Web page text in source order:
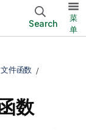
Search
菜
单
文件函数
数